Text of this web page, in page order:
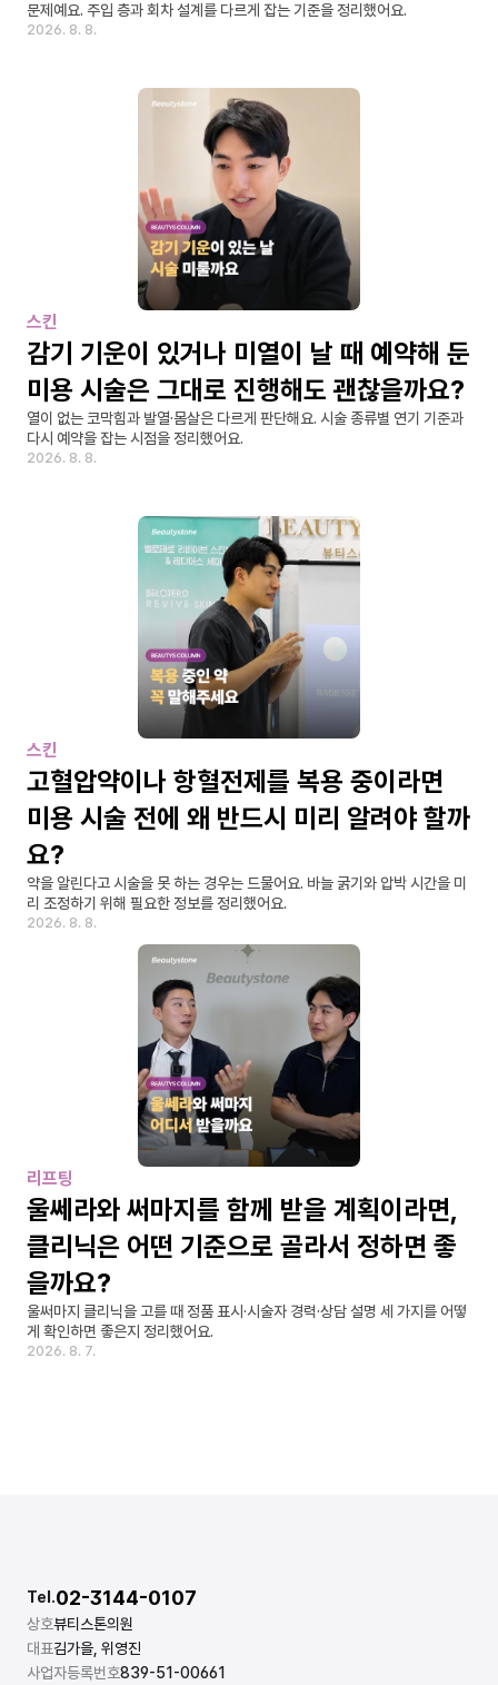
문제예요. 주입 층과 회차 설계를 다르게 잡는 기준을 정리했어요.
2026. 8. 8.
스킨
감기 기운이 있거나 미열이 날 때 예약해 둔
미용 시술은 그대로 진행해도 괜찮을까요?
열이 없는 코막힘과 발열·몸살은 다르게 판단해요. 시술 종류별 연기 기준과
다시 예약을 잡는 시점을 정리했어요.
2026. 8. 8.
스킨
고혈압약이나 항혈전제를 복용 중이라면
미용 시술 전에 왜 반드시 미리 알려야 할까
요?
약을 알린다고 시술을 못 하는 경우는 드물어요. 바늘 굵기와 압박 시간을 미
리 조정하기 위해 필요한 정보를 정리했어요.
2026. 8. 8.
리프팅
울쎄라와 써마지를 함께 받을 계획이라면,
클리닉은 어떤 기준으로 골라서 정하면 좋
을까요?
울써마지 클리닉을 고를 때 정품 표시·시술자 경력·상담 설명 세 가지를 어떻
게 확인하면 좋은지 정리했어요.
2026. 8. 7.
상호뷰티스톤의원
대표김가을, 위영진
사업자등록번호839-51-00661
Tel.02-3144-0107